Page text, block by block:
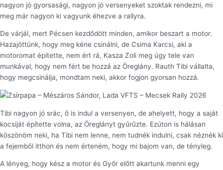
nagyon jó gyorsasági, nagyon jó versenyeket szoktak rendezni, mi
meg már nagyon ki vagyunk éhezve a rallyra.
De várjál, mert Pécsen kezdődött minden, amikor beszart a motor.
Hazajöttünk, hogy meg kéne csinálni, de Csima Karcsi, aki a
motoromat építette, nem ért rá, Kasza Zoli meg úgy tele van
munkával, hogy nem fért be hozzá az Öreglány. Rauth Tibi vállalta,
hogy megcsinálja, mondtam neki, akkor fogjon gyorsan hozzá.
Tibi nagyon jó srác, ő is indul a versenyen, de ahelyett, hogy a saját
kocsiját építette volna, az Öreglányt gyűrűzte. Ezúton is hálásan
köszönöm neki, ha Tibi nem lenne, nem tudnék indulni, csak néznék ki
a fejemből itthon és nem érteném, hogy mi bajom van, de tényleg.
A lényeg, hogy kész a motor és Győr előtt akartunk menni egy